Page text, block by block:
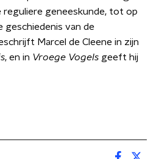
reguliere geneeskunde, tot op
geschiedenis van de
Marcel de Cleene in zijn
, en in Vroege Vogels geeft hij